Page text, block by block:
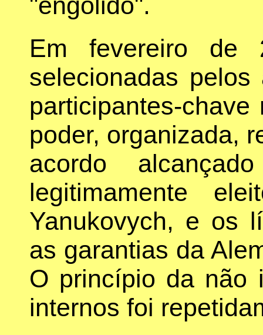
Em fevereiro de
selecionadas pelos
participantes-
poder, organizada,
acordo
legitimamente
Yanukovych, e os
as garantias da
O princípio da não
internos foi